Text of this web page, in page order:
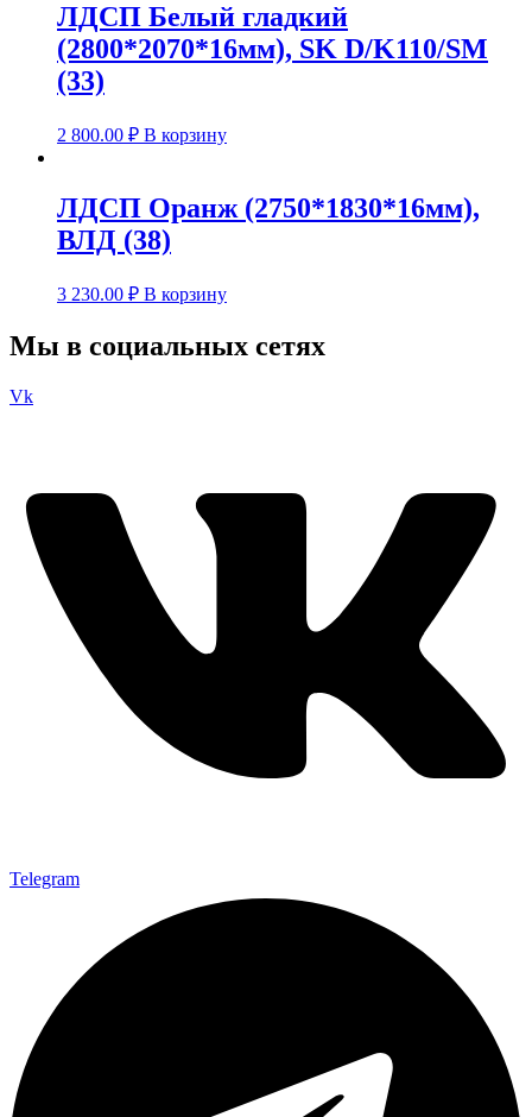
ЛДСП Белый гладкий
(2800*2070*16мм), SK D/K110/SM
(33)
2 800.00 ₽ В корзину
ЛДСП Оранж (2750*1830*16мм),
ВЛД (38)
3 230.00 ₽ В корзину
Мы в социальных сетях
Vk
Telegram